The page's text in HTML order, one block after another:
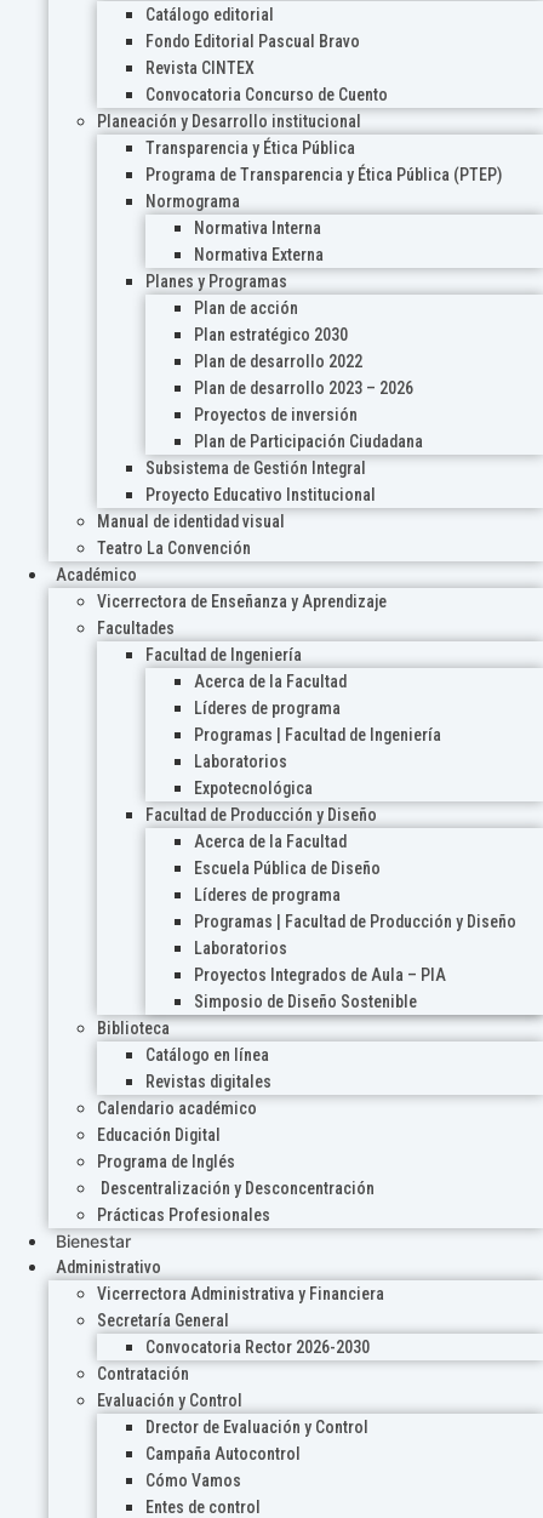
Catálogo editorial
Fondo Editorial Pascual Bravo
Revista CINTEX
Convocatoria Concurso de Cuento
Planeación y Desarrollo institucional
Transparencia y Ética Pública
Programa de Transparencia y Ética Pública (PTEP)
Normograma
Normativa Interna
Normativa Externa
Planes y Programas
Plan de acción
Plan estratégico 2030
Plan de desarrollo 2022
Plan de desarrollo 2023 – 2026
Proyectos de inversión
Plan de Participación Ciudadana
Subsistema de Gestión Integral
Proyecto Educativo Institucional
Manual de identidad visual
Teatro La Convención
Académico
Vicerrectora de Enseñanza y Aprendizaje
Facultades
Facultad de Ingeniería
Acerca de la Facultad
Líderes de programa
Programas | Facultad de Ingeniería
Laboratorios
Expotecnológica
Facultad de Producción y Diseño
Acerca de la Facultad
Escuela Pública de Diseño
Líderes de programa
Programas | Facultad de Producción y Diseño
Laboratorios
Proyectos Integrados de Aula – PIA
Simposio de Diseño Sostenible
Biblioteca
Catálogo en línea
Revistas digitales
Calendario académico
Educación Digital
Programa de Inglés
Descentralización y Desconcentración
Prácticas Profesionales
Bienestar
Administrativo
Vicerrectora Administrativa y Financiera
Secretaría General
Convocatoria Rector 2026-2030
Contratación
Evaluación y Control
Drector de Evaluación y Control
Campaña Autocontrol
Cómo Vamos
Entes de control